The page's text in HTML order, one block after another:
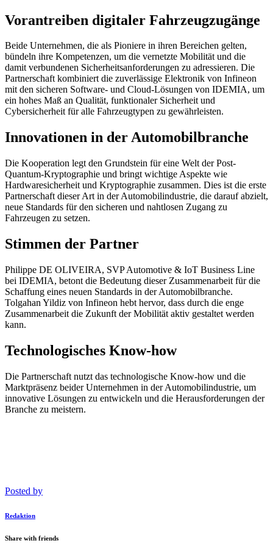
Vorantreiben digitaler Fahrzeugzugänge
Beide Unternehmen, die als Pioniere in ihren Bereichen gelten,
bündeln ihre Kompetenzen, um die vernetzte Mobilität und die
damit verbundenen Sicherheitsanforderungen zu adressieren. Die
Partnerschaft kombiniert die zuverlässige Elektronik von Infineon
mit den sicheren Software- und Cloud-Lösungen von IDEMIA, um
ein hohes Maß an Qualität, funktionaler Sicherheit und
Cybersicherheit für alle Fahrzeugtypen zu gewährleisten.
Innovationen in der Automobilbranche
Die Kooperation legt den Grundstein für eine Welt der Post-
Quantum-Kryptographie und bringt wichtige Aspekte wie
Hardwaresicherheit und Kryptographie zusammen. Dies ist die erste
Partnerschaft dieser Art in der Automobilindustrie, die darauf abzielt,
neue Standards für den sicheren und nahtlosen Zugang zu
Fahrzeugen zu setzen.
Stimmen der Partner
Philippe DE OLIVEIRA, SVP Automotive & IoT Business Line
bei IDEMIA, betont die Bedeutung dieser Zusammenarbeit für die
Schaffung eines neuen Standards in der Automobilbranche.
Tolgahan Yildiz von Infineon hebt hervor, dass durch die enge
Zusammenarbeit die Zukunft der Mobilität aktiv gestaltet werden
kann.
Technologisches Know-how
Die Partnerschaft nutzt das technologische Know-how und die
Marktpräsenz beider Unternehmen in der Automobilindustrie, um
innovative Lösungen zu entwickeln und die Herausforderungen der
Branche zu meistern.
Posted by
Redaktion
Share with friends